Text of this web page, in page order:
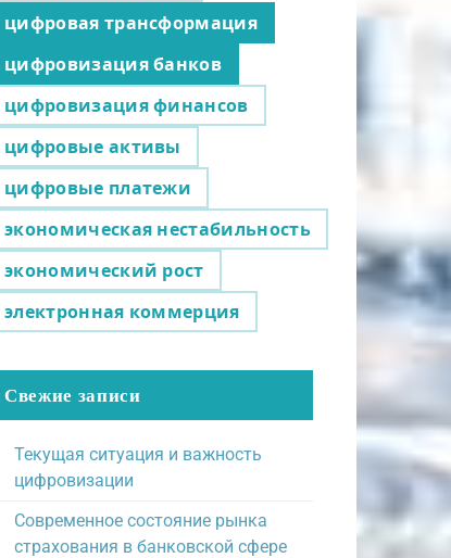
цифровая трансформация
цифровизация банков
цифровизация финансов
цифровые активы
цифровые платежи
экономическая нестабильность
экономический рост
электронная коммерция
Свежие записи
Текущая ситуация и важность
цифровизации
Современное состояние рынка
страхования в банковской сфере